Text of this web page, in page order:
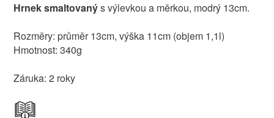
Hrnek smaltovanýs výlevkou a měrkou, modrý 13cm.
Rozměry: průměr 13cm, výška 11cm (objem 1,1l)
Hmotnost: 340g
Záruka: 2 roky